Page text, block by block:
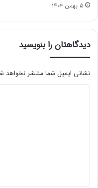
۵ بهمن ۱۴۰۳
دیدگاهتان را بنویسید
نشانی ایمیل شما منتشر نخواهد